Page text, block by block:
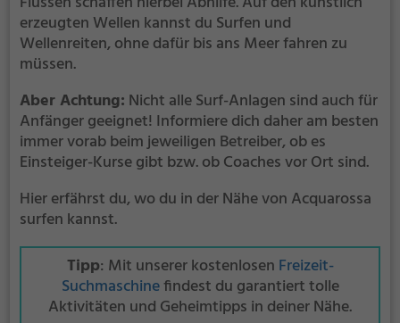
erzeugten Wellen kannst du Surfen und
Wellenreiten, ohne dafür bis ans Meer fahren zu
müssen.
Aber Achtung: Nicht alle Surf-Anlagen sind auch für
Anfänger geeignet! Informiere dich daher am besten
immer vorab beim jeweiligen Betreiber, ob es
Einsteiger-Kurse gibt bzw. ob Coaches vor Ort sind.
Hier erfährst du, wo du in der Nähe von Acquarossa
surfen kannst.
Tipp: Mit unserer kostenlosen Freizeit-
Suchmaschinefindest du garantiert tolle
Aktivitäten und Geheimtipps in deiner Nähe.